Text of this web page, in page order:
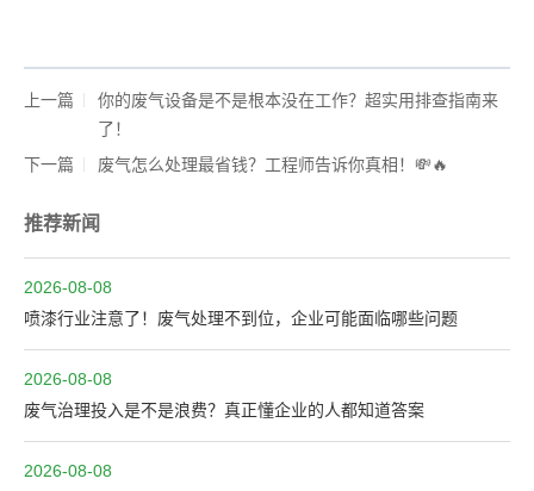
上一篇
你的废气设备是不是根本没在工作？超实用排查指南来
了！
下一篇
废气怎么处理最省钱？工程师告诉你真相！💸🔥
推荐新闻
2026-08-08
喷漆行业注意了！废气处理不到位，企业可能面临哪些问题
2026-08-08
废气治理投入是不是浪费？真正懂企业的人都知道答案
2026-08-08